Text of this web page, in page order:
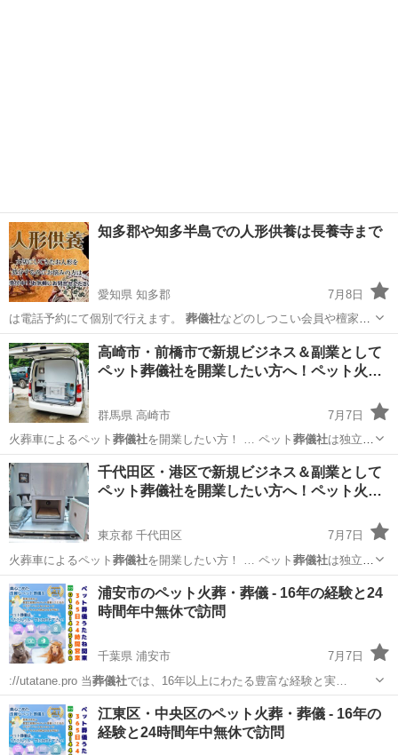
知多郡や知多半島での人形供養は長養寺まで
愛知県 知多郡
7月8日
は電話予約にて個別で行えます。 葬儀社などのしつこい会員や檀家の
勧誘はありま…
愛知 知多郡 その他 納骨堂
高崎市・前橋市で新規ビジネス＆副業として
ペット葬儀社を開業したい方へ！ペット火…
群馬県 高崎市
7月7日
火葬車によるペット 葬儀社 を開業したい方！ … ペット 葬儀社は独立・
起業をする… す。 ペット葬儀社開業サポートとして… ジネスとして
ペット
を開業し、ペット火… ト火葬車を使用した葬儀社開業を
したい方はお…
群馬 高崎市 ペット 葬儀社
千代田区・港区で新規ビジネス＆副業として
ペット葬儀社を開業したい方へ！ペット火…
東京都 千代田区
7月7日
火葬車によるペット 葬儀社 を開業したい方！ … ペット 葬儀社は独立・
起業をする… す。 ペット葬儀社開業サポートとして… ジネスとして
ペット葬儀社を開業し、ペット火… ト火葬車を使用した葬儀社開業を
したい方はお…
東京 千代田区 ペット 葬儀社
浦安市のペット火葬・葬儀 - 16年の経験と24
時間年中無休で訪問
千葉県 浦安市
7月7日
://utatane.pro 当葬儀社では、16年以上にわたる豊富な経験と実…
千葉 浦安市 ペット 小動物
江東区・中央区のペット火葬・葬儀 - 16年の
経験と24時間年中無休で訪問